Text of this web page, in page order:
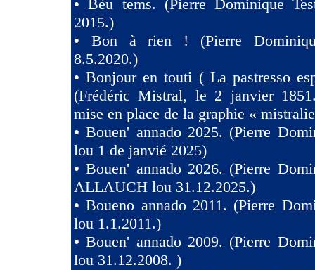
•Bèu tems. (Pierre Dominique
2015.)
• Bon à rien ! (Pierre
8.5.2020.)
•Bonjour en touti ( La pastresso
(Frédéric Mistral, le 2 janvier
mise en place de la graphie «
•Bouen' annado 2025. (Pierre
lou 1 de janvié 2025)
•Bouen' annado 2026. (Pierre
ALLAUCH lou 31.12.2025.)
•Boueno annado 2011. (Pierre
lou 1.1.2011.)
•Bouen' annado 2009. (Pierre
lou 31.12.2008. )